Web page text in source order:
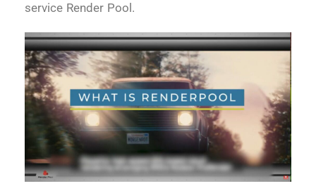
service Render Pool.